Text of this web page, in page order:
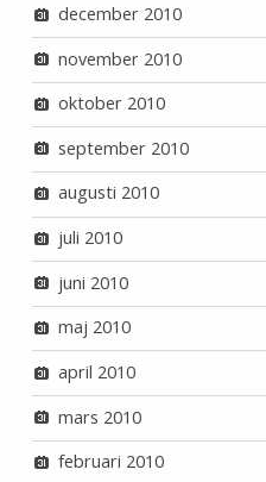
december 2010
november 2010
oktober 2010
september 2010
augusti 2010
juli 2010
juni 2010
maj 2010
april 2010
mars 2010
februari 2010